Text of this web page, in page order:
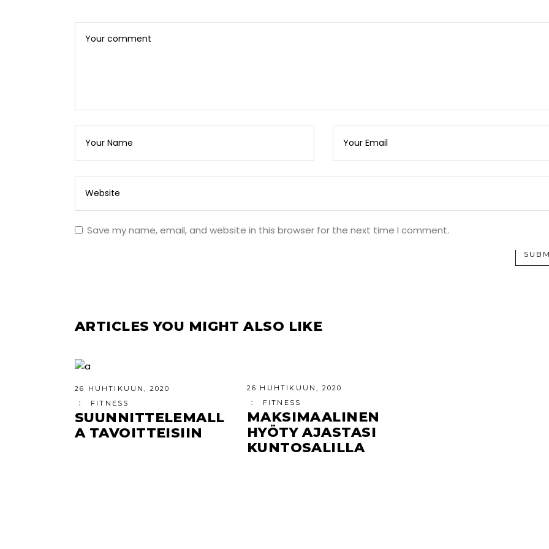
Save my name, email, and website in this browser for the next time I comment.
ARTICLES YOU MIGHT ALSO LIKE
26 HUHTIKUUN, 2020
FITNESS
SUUNNITTELEMALL
A TAVOITTEISIIN
26 HUHTIKUUN, 2020
FITNESS
MAKSIMAALINEN
HYÖTY AJASTASI
KUNTOSALILLA